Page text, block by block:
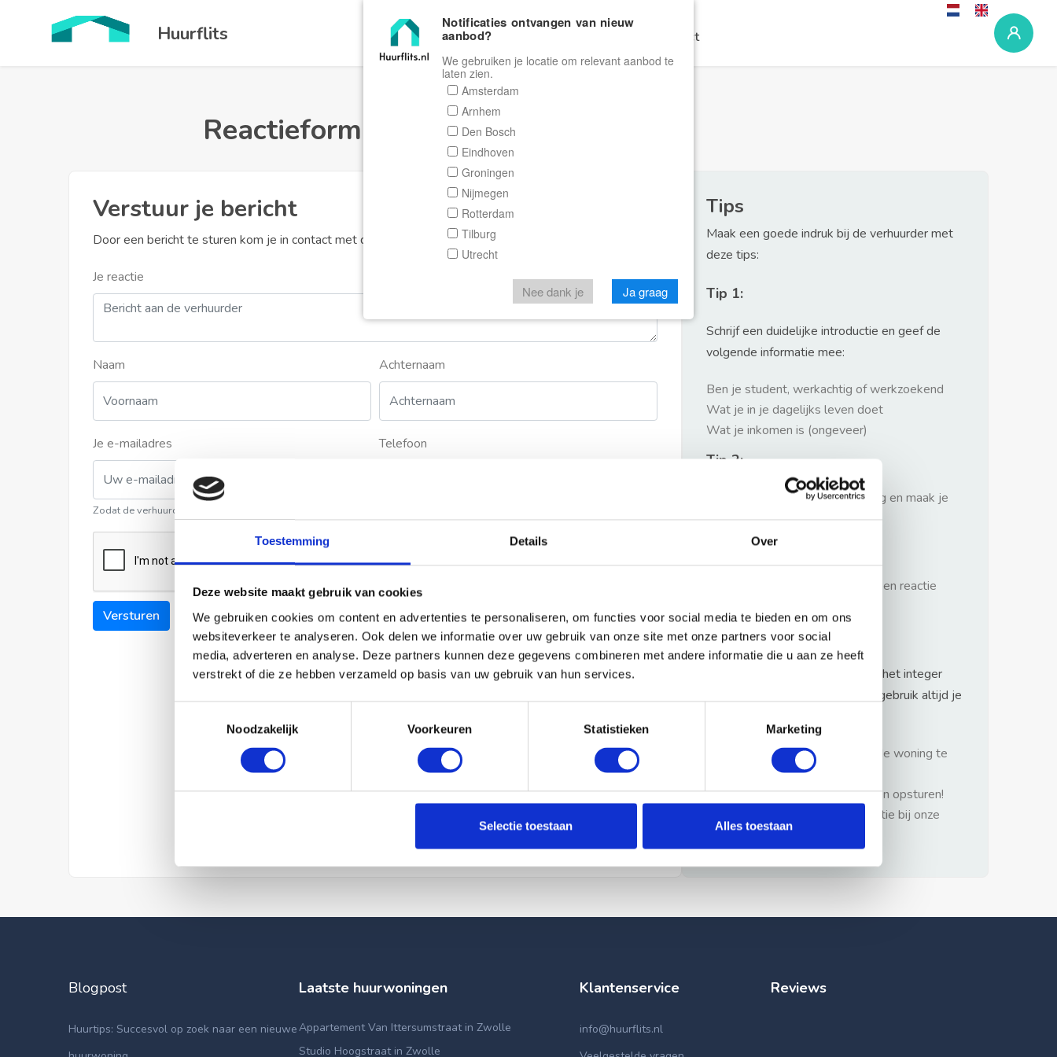
Toestemming Details Over
Deze website maakt gebruik van cookies
We gebruiken cookies om content en advertenties te personaliseren, om functies voor social media te bieden en om ons
websiteverkeer te analyseren. Ook delen we informatie over uw gebruik van onze site met onze partners voor social
media, adverteren en analyse. Deze partners kunnen deze gegevens combineren met andere informatie die u aan ze heeft
verstrekt of die ze hebben verzameld op basis van uw gebruik van hun services.
Noodzakelijk
Voorkeuren Statistieken Marketing
Selectie toestaan Alles toestaan
Huurflits Home Zoeken Contact
Reactieformulier Huurflits
Verstuur je bericht
Door een bericht te sturen kom je in contact met de aanbieder of makelaar van de woning.
Je reactie
Naam Achternaam
Je e-mailadres
Zodat de verhuurder contact met u kan opnemen
Telefoon
Versturen
Tips
Maak een goede indruk bij de verhuurder met
deze tips:
Tip 1:
Schrijf een duidelijke introductie en geef de
volgende informatie mee:
Ben je student, werkachtig of werkzoekend
Wat je in je dagelijks leven doet
Wat je inkomen is (ongeveer)
Tip 2:
Wees beleefd, niet te langdradig en maak je
verhaal kort
Wacht niet met reageren. Snel een reactie
Waarschuwing
Huurflits hecht veel waarde aan het integer
handelen van verhuurders maar gebruik altijd je
1: Nooit vooraf betalen zonder de woning te
hebben gezien.
2: Geen persoonlijke documenten opsturen!
3: Meld bij misbruik de advertentie bij onze
klantenservice.
Blogpost
Huurtips: Succesvol op zoek naar een nieuwe
Laatste huurwoningen
Appartement Van Ittersumstraat in Zwolle
Studio Hoogstraat in Zwolle
Klantenservice
info@huurflits.nl
Reviews
Notificaties ontvangen van nieuw
aanbod?
We gebruiken je locatie om relevant aanbod te
laten zien.
Amsterdam
Arnhem
Den Bosch
Eindhoven
Groningen
Nijmegen
Rotterdam
Tilburg
Utrecht
Nee dank je Ja graag